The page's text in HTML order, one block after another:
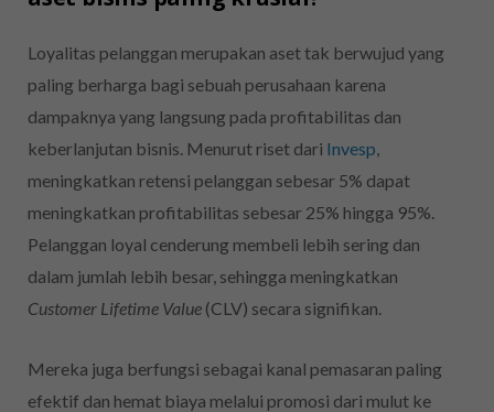
Loyalitas pelanggan merupakan aset tak berwujud yang
paling berharga bagi sebuah perusahaan karena
dampaknya yang langsung pada profitabilitas dan
keberlanjutan bisnis. Menurut riset dari Invesp,
meningkatkan retensi pelanggan sebesar 5% dapat
meningkatkan profitabilitas sebesar 25% hingga 95%.
Pelanggan loyal cenderung membeli lebih sering dan
dalam jumlah lebih besar, sehingga meningkatkan
Customer Lifetime Value (CLV) secara signifikan.
Mereka juga berfungsi sebagai kanal pemasaran paling
efektif dan hemat biaya melalui promosi dari mulut ke